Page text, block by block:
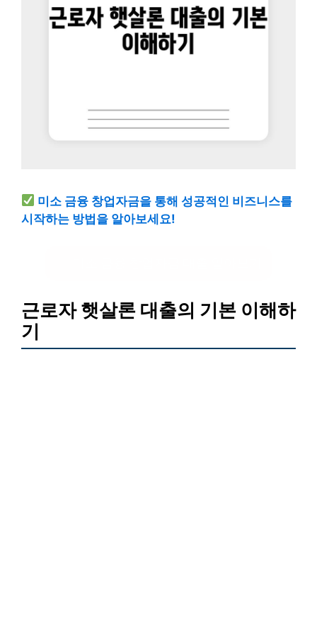
미소 금융 창업자금을 통해 성공적인 비즈니스를
시작하는 방법을 알아보세요!
근로자 햇살론 대출의 기본 이해하
기